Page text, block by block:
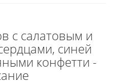
с салатовым и
синей
конфетти -